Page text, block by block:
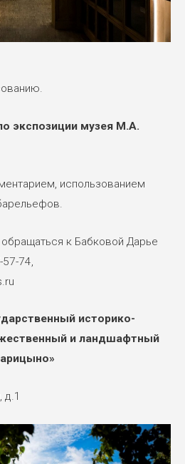
экспозиции музея М.А.
использованием
к Бабковой Дарье
74,
историко-
и ландшафтный
д.1